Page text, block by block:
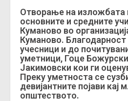
Отворање на изложбата
основните и средните
Куманово во
Куманово. Благодарност
учесници и до
уметници, Гоце
Јакимовски кои ги
Преку уметноста се
девијантните појави кај
општеството.